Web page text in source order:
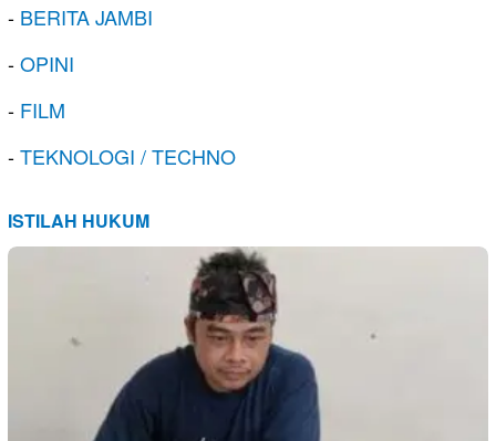
- BERITA JAMBI
-OPINI
- FILM
-TEKNOLOGI / TECHNO
ISTILAH HUKUM